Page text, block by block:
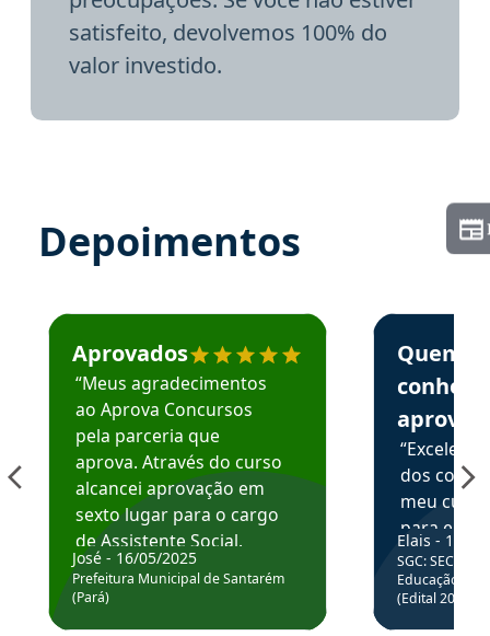
satisfeito, devolvemos 100% do
valor investido.
Depoimentos
Estudante José recomenda o Aprova Concursos em
Aprovados
“Meus agradecimentos
ao Aprova Concursos
pela parceria que
aprova. Através do curso
alcancei aprovação em
sexto lugar para o cargo
de Assistente Social.
Hoje estou atuando na
Prefeitura de Santarém.
José - 16/05/2025
Prefeitura Municipal de Santarém
(Pará)
Estudante
Quem
aprova
dos
meu
para
colocar
através
de
Elais - 15/
SGC: SEC BA
Educação
(Edital